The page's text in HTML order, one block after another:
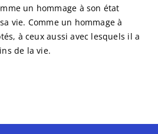
un hommage à son état
vie. Comme un hommage à
à ceux aussi avec lesquels il a
de la vie.